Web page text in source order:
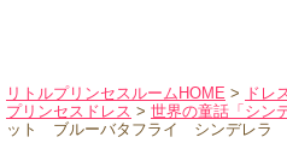
リトルプリンセスルームHOME > ドレ
プリンセスドレス > 世界の童話「シン
ット ブルーバタフライ シンデレラ